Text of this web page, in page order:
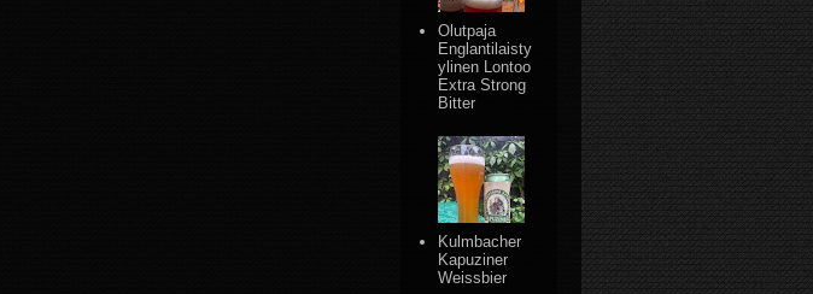
Olutpaja
Englantilaisty
ylinen Lontoo
Extra Strong
Bitter
Kulmbacher
Kapuziner
Weissbier